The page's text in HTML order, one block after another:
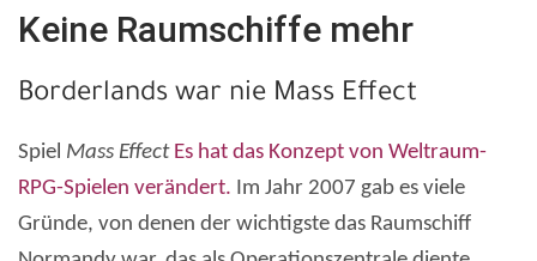
Keine Raumschiffe mehr
Borderlands war nie Mass Effect
Spiel Mass Effect Es hat das Konzept von Weltraum-
RPG-Spielen verändert. Im Jahr 2007 gab es viele
Gründe, von denen der wichtigste das Raumschiff